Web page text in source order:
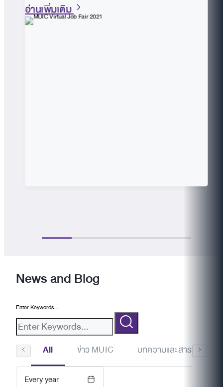
อ่านเพิ่มเติม
News and Blog
Enter Keywords...
All ข่าว MUIC บทความและสาระน่ารู้
Every year